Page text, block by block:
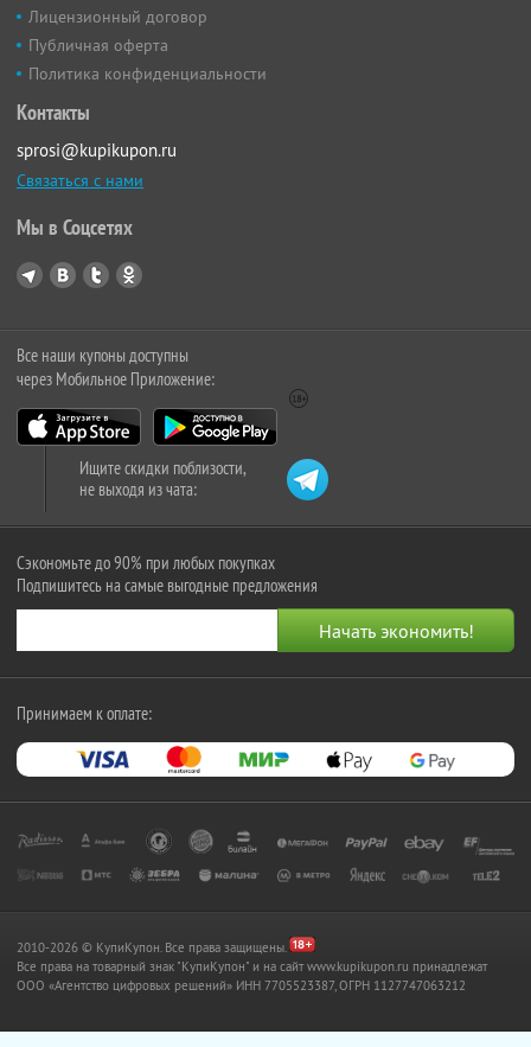
Лицензионный договор
Публичная оферта
Политика конфиденциальности
Контакты
sprosi@kupikupon.ru
Связаться с нами
Мы в Соцсетях
Все наши купоны доступны
через Мобильное Приложение:
Ищите скидки поблизости,
не выходя из чата:
Сэкономьте до 90% при любых покупках
Подпишитесь на самые выгодные предложения
Принимаем к оплате:
2010-2026 © КупиКупон. Все права защищены.
Все права на товарный знак "КупиКупон" и на сайт www.kupikupon.ru принадлежат
OOO «Агентство цифровых решений» ИНН 7705523387, ОГРН 1127747063212